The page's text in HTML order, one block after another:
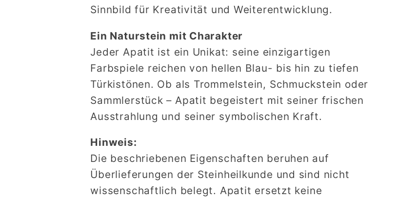
Sinnbild für Kreativität und Weiterentwicklung.
Ein Naturstein mit Charakter
Jeder Apatit ist ein Unikat: seine einzigartigen
Farbspiele reichen von hellen Blau- bis hin zu tiefen
Türkistönen. Ob als Trommelstein, Schmuckstein oder
Sammlerstück – Apatit begeistert mit seiner frischen
Ausstrahlung und seiner symbolischen Kraft.
Hinweis:
Die beschriebenen Eigenschaften beruhen auf
Überlieferungen der Steinheilkunde und sind nicht
wissenschaftlich belegt. Apatit ersetzt keine